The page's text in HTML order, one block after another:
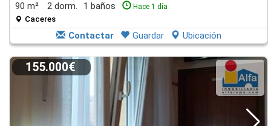
90 m² 2 dorm. 1 baños Hace 1 día
Caceres
Contactar Guardar Ubicación
155.000€